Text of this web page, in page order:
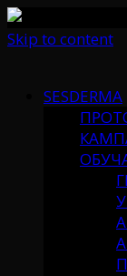
Skip to content
SESDERMA